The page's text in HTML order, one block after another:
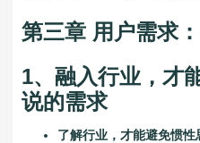
第三章 用户需求
1、融入行业，才
说的需求
了解行业，才能避免惯性